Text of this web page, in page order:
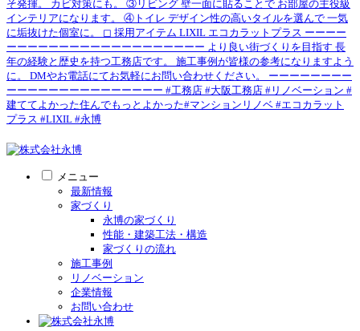
メニュー
最新情報
家づくり
永博の家づくり
性能・建築工法・構造
家づくりの流れ
施工事例
リノベーション
企業情報
お問い合わせ